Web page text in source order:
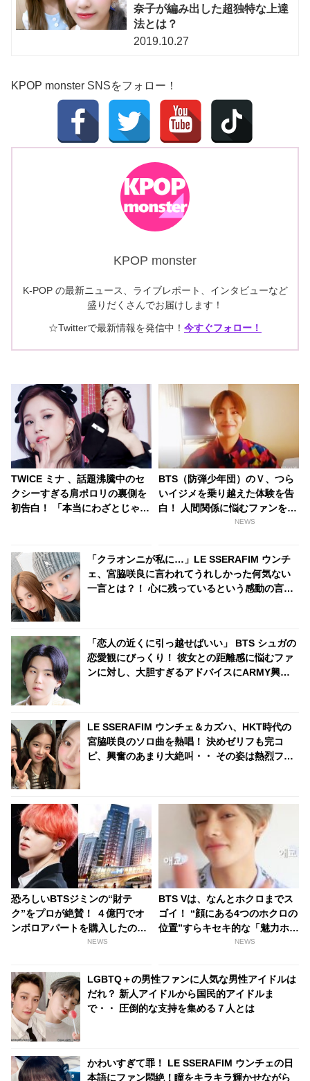
奈子が編み出した超独特な上達
法とは？
2019.10.27
KPOP monster SNSをフォロー！
KPOP monster
K-POP の最新ニュース、ライブレポート、インタビューなど
盛りだくさんでお届けします！
☆Twitterで最新情報を発信中！ 今すぐフォロー！
TWICE ミナ 、話題沸騰中のセ
クシーすぎる肩ポロリの裏側を
初告白！ 「本当にわざとじゃな
BTS（防弾少年団）のＶ、つら
いイジメを乗り越えた体験を告
白！ 人間関係に悩むファンを勇
NEWS
「クラオンニが私に…」LE SSERAFIM ウンチ
ェ、宮脇咲良に言われてうれしかった何気ない
一言とは？！ 心に残っているという感動の言葉
「恋人の近くに引っ越せばいい」 BTS シュガの
恋愛観にびっくり！ 彼女との距離感に悩むファ
ンに対し、大胆すぎるアドバイスにARMY興味
LE SSERAFIM ウンチェ＆カズハ、HKT時代の
宮脇咲良のソロ曲を熱唱！ 決めゼリフも完コ
ピ、興奮のあまり大絶叫・・ その姿は熱烈ファ
恐ろしいBTSジミンの“財テ
ク”をプロが絶賛！ ４億円でオ
ンボロアパートを購入したのに
はワケがあった！ 未来は『韓国
るってホント？
NEWS
BTS Vは、なんとホクロまでス
ゴイ！ “顔にある4つのホクロの
位置”すらキセキ的な「魅力ホク
NEWS
LGBTQ＋の男性ファンに人気な男性アイドルは
だれ？ 新人アイドルから国民的アイドルま
で・・ 圧倒的な支持を集める７人とは
かわいすぎて罪！ LE SSERAFIM ウンチェの日
本語にファン悶絶！瞳をキラキラ輝かせながら